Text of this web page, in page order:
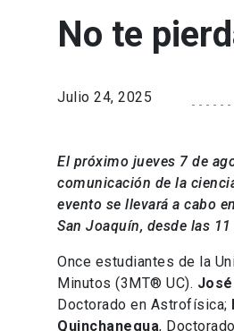
No te
Julio 24, 2025
El próximo jueves 7 de
comunicación de la
evento se llevará a cabo
San Joaquín, desde las 11
Once estudiantes de la
Minutos (3MT® UC).
Doctorado en Astrofísica;
Quinchanegua,